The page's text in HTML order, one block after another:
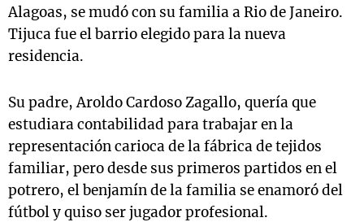
Alagoas, se mudó con su familia a Rio de Janeiro.
Tijuca fue el barrio elegido para la nueva
residencia.
Su padre, Aroldo Cardoso Zagallo, quería que
estudiara contabilidad para trabajar en la
representación carioca de la fábrica de tejidos
familiar, pero desde sus primeros partidos en el
potrero, el benjamín de la familia se enamoró del
fútbol y quiso ser jugador profesional.